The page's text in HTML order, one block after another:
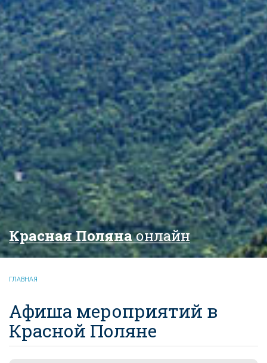
Красная Полянаонлайн
ГЛАВНАЯ
Афиша мероприятий в
Красной Поляне